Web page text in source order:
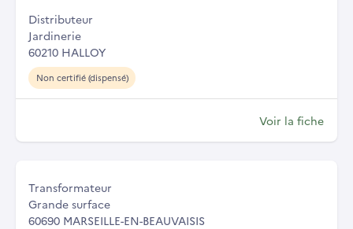
Distributeur
Jardinerie
60210 HALLOY
Non certifié (dispensé)
Voir la fiche
Transformateur
Grande surface
60690 MARSEILLE-EN-BEAUVAISIS